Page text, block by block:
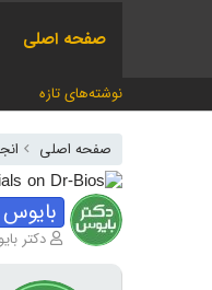
صفحه اصلی
نوشته‌های تازه
صفحه اصلی
بایوس
آغازگر
دکتر